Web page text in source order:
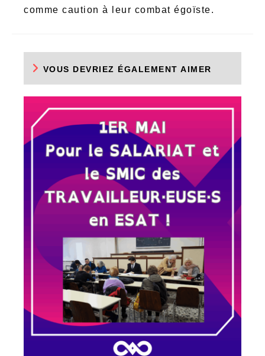
comme caution à leur combat égoïste.
VOUS DEVRIEZ ÉGALEMENT AIMER